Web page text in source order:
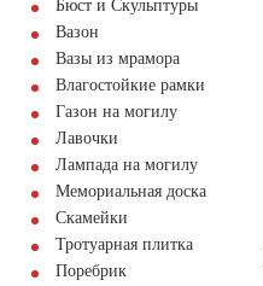
Бюст и Скульптуры
Вазон
Вазы из мрамора
Влагостойкие рамки
Газон на могилу
Лавочки
Лампада на могилу
Мемориальная доска
Скамейки
Тротуарная плитка
Поребрик